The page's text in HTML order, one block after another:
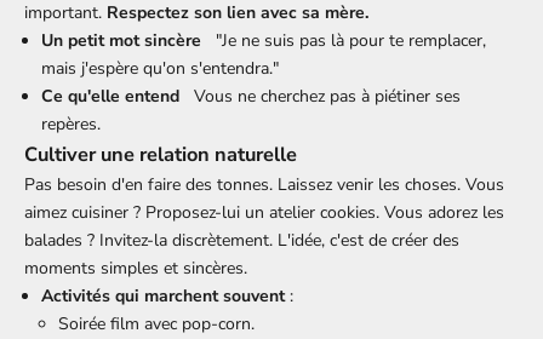
important. Respectez son lien avec sa mère.
Un petit mot sincère "Je ne suis pas là pour te remplacer,
mais j'espère qu'on s'entendra."
Ce qu'elle entend Vous ne cherchez pas à piétiner ses
repères.
Cultiver une relation naturelle
Pas besoin d'en faire des tonnes. Laissez venir les choses. Vous
aimez cuisiner ? Proposez-lui un atelier cookies. Vous adorez les
balades ? Invitez-la discrètement. L'idée, c'est de créer des
moments simples et sincères.
Activités qui marchent souvent:
Soirée film avec pop-corn.